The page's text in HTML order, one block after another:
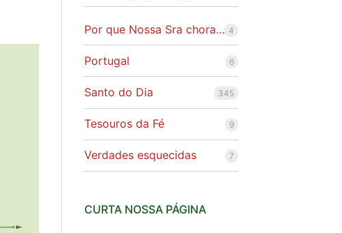
Por que Nossa Sra chora… 4
Portugal 6
Santo do Dia 345
Tesouros da Fé 9
Verdades esquecidas 7
CURTA NOSSA PÁGINA